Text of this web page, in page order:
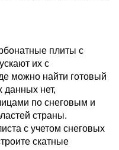
плиты с
их с
можно найти готовый
данных нет,
по снеговым и
страны.
с учетом снеговых
скатные